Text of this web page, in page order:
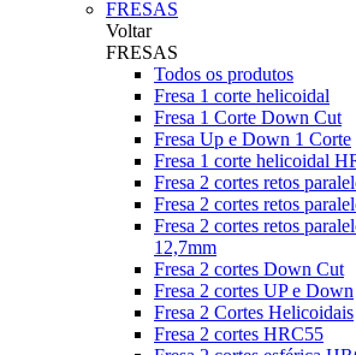
FRESAS
Voltar
FRESAS
Todos os produtos
Fresa 1 corte helicoidal
Fresa 1 Corte Down Cut
Fresa Up e Down 1 Corte
Fresa 1 corte helicoidal
Fresa 2 cortes retos
Fresa 2 cortes retos
Fresa 2 cortes retos
12,7mm
Fresa 2 cortes Down Cut
Fresa 2 cortes UP e Down
Fresa 2 Cortes Helicoidais
Fresa 2 cortes HRC55